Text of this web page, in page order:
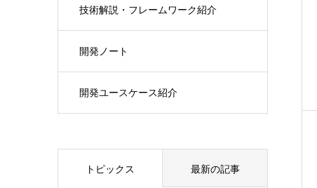
技術解説・フレームワーク紹介
開発ノート
開発ユースケース紹介
トピックス 最新の記事